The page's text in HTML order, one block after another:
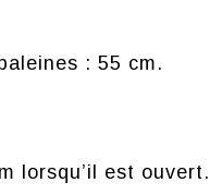
: 55 cm.
lorsqu’il est ouvert.